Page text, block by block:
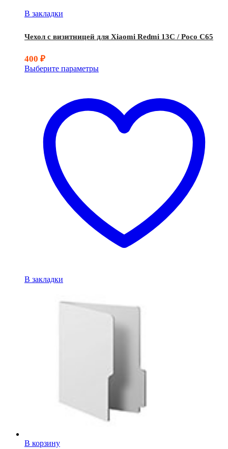
В закладки
Чехол с визитницей для Xiaomi Redmi 13C / Poco C65
400 ₽
Выберите параметры
В закладки
В корзину